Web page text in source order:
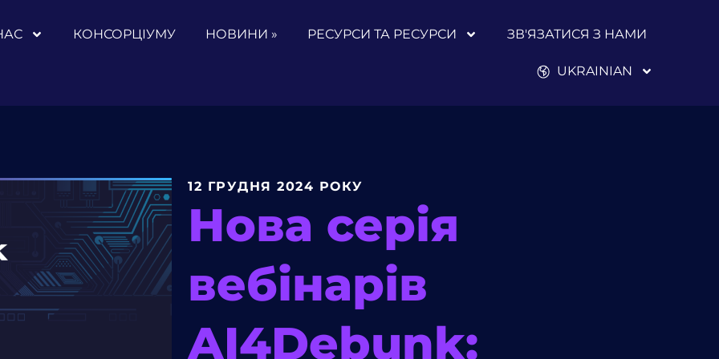
КОНСОРЦІУМУ НОВИНИ » РЕСУРСИ ТА РЕСУРСИ ЗВ'ЯЗАТИСЯ З НАМИ
UKRAINIAN
12 ГРУДНЯ 2024 РОКУ
Нова серія
вебінарів
AI4Debunk: